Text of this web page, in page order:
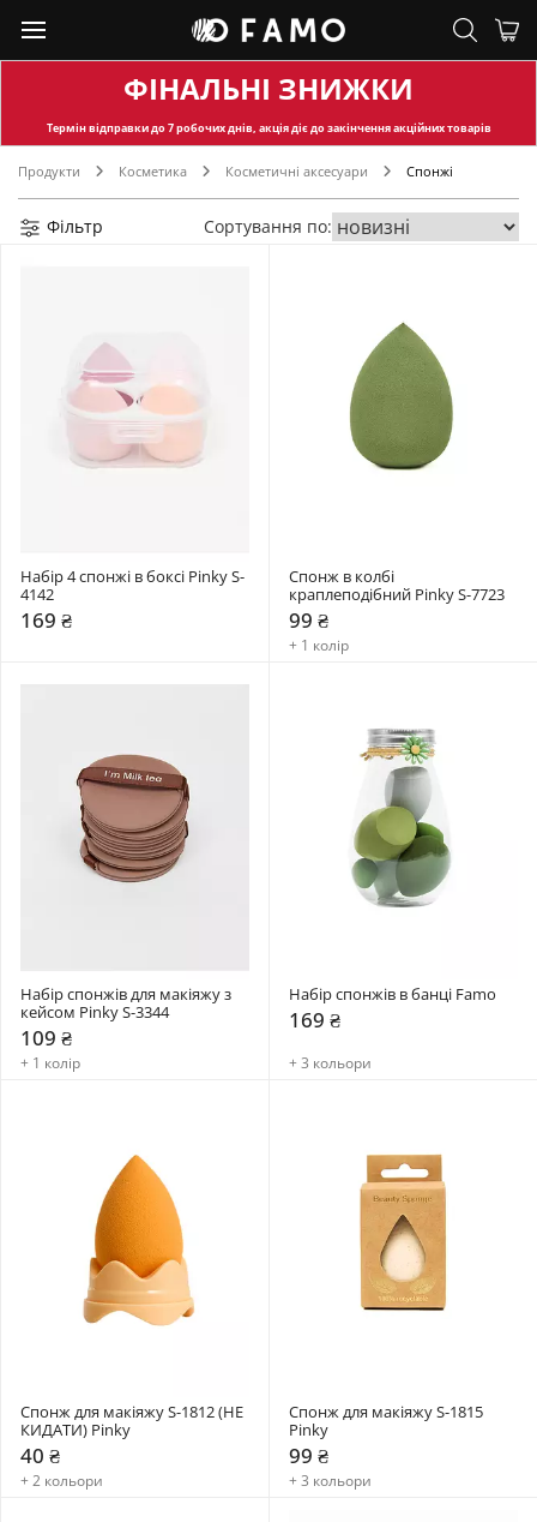
ФІНАЛЬНІ ЗНИЖКИ
Термін відправкидо 7 робочих днів, акція діє до закінчення акційних товарів
Продукти Косметика Косметичні аксесуари Спонжі
Фільтр Сортування по:
Набір 4 спонжі в боксі Pinky S-
4142
169 ₴
Спонж в колбі
краплеподібний Pinky S-7723
99 ₴
+ 1 колір
Набір спонжів для макіяжу з
кейсом Pinky S-3344
109 ₴
+ 1 колір
Набір спонжів в банці Famo
169 ₴
+ 3 кольори
Спонж для макіяжу S-1812 (НЕ
КИДАТИ) Pinky
40 ₴
+ 2 кольори
Спонж для макіяжу S-1815
Pinky
99 ₴
+ 3 кольори